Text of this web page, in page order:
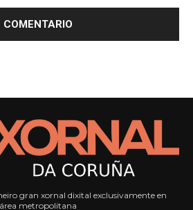
gran xornal dixital exclusivamente en
metropolitana